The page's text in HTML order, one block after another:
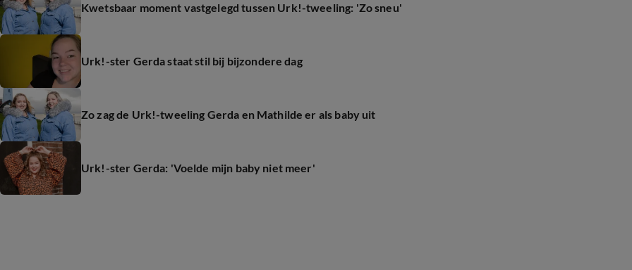
Kwetsbaar moment vastgelegd tussen Urk!-tweeling: 'Zo sneu'
Urk!-ster Gerda staat stil bij bijzondere dag
Zo zag de Urk!-tweeling Gerda en Mathilde er als baby uit
Urk!-ster Gerda: 'Voelde mijn baby niet meer'